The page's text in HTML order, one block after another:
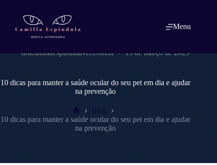
conteúdo
Menu
dracamillaespindulavet.com.br 19 de março de 2025
10 dicas para manter a saúde ocular do seu pet em dia e ajudar
na prevenção
Home
Blog
10 dicas para manter a saúde ocular do seu pet em dia e ajudar
na prevenção